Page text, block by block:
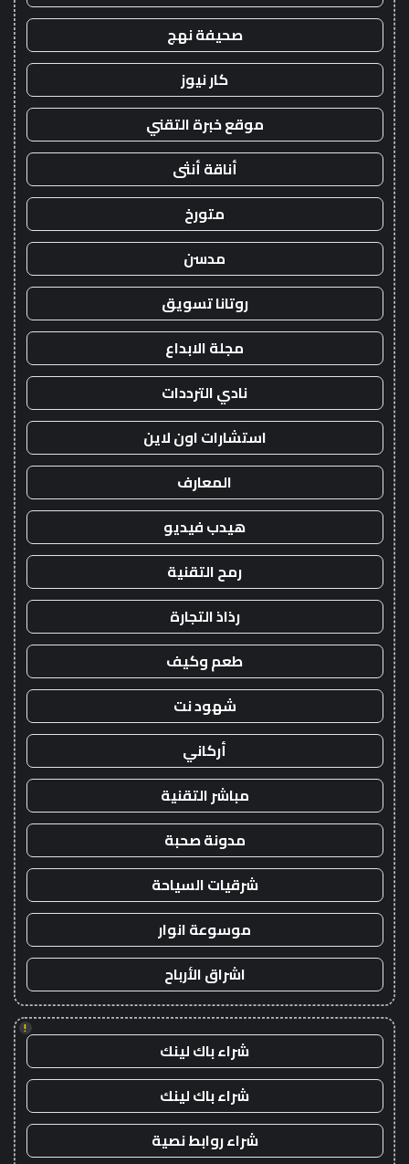
صحيفة نهج
كار نيوز
موقع خبرة التقني
أناقة أنثى
متورخ
مدسن
روتانا تسويق
مجلة الابداع
نادي الترددات
استشارات اون لاين
المعارف
هيدب فيديو
رمح التقنية
رذاذ التجارة
طعم وكيف
شهود نت
أركاني
مباشر التقنية
مدونة صحبة
شرقيات السياحة
موسوعة انوار
اشراق الأرباح
!
شراء باك لينك
شراء باك لينك
شراء روابط نصية